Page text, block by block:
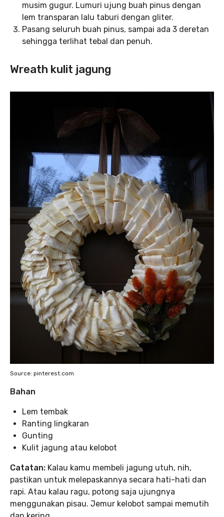
musim gugur. Lumuri ujung buah pinus dengan
lem transparan lalu taburi dengan gliter.
Pasang seluruh buah pinus, sampai ada 3 deretan
sehingga terlihat tebal dan penuh.
Wreath kulit jagung
Source: pinterest.com
Bahan
Lem tembak
Ranting lingkaran
Gunting
Kulit jagung atau kelobot
Catatan: Kalau kamu membeli jagung utuh, nih,
pastikan untuk melepaskannya secara hati-hati dan
rapi. Atau kalau ragu, potong saja ujungnya
menggunakan pisau. Jemur kelobot sampai memutih